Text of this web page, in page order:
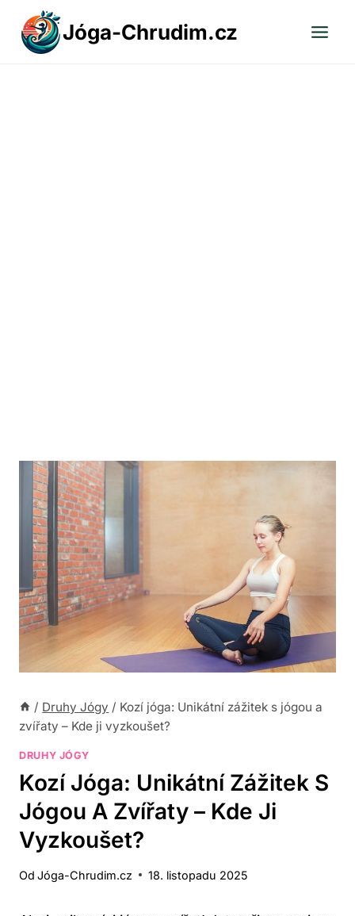
Přeskočit
obsah
Jóga-Chrudim.cz
/ Druhy Jógy / Kozí jóga: Unikátní zážitek s jógou a
zvířaty – Kde ji vyzkoušet?
DRUHY JÓGY
Kozí Jóga: Unikátní Zážitek S
Jógou A Zvířaty – Kde Ji
Vyzkoušet?
Od Jóga-Chrudim.cz 18. listopadu 2025